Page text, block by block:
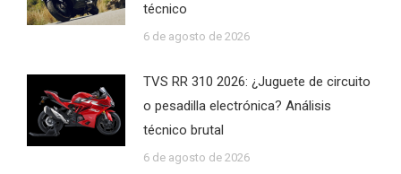
técnico
6 de agosto de 2026
TVS RR 310 2026: ¿Juguete de circuito
o pesadilla electrónica? Análisis
técnico brutal
6 de agosto de 2026